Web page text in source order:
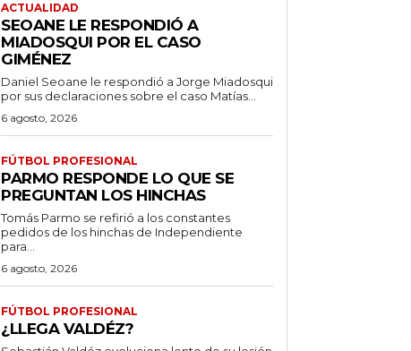
ACTUALIDAD
SEOANE LE RESPONDIÓ A
MIADOSQUI POR EL CASO
GIMÉNEZ
Daniel Seoane le respondió a Jorge Miadosqui
por sus declaraciones sobre el caso Matías...
6 agosto, 2026
FÚTBOL PROFESIONAL
PARMO RESPONDE LO QUE SE
PREGUNTAN LOS HINCHAS
Tomás Parmo se refirió a los constantes
pedidos de los hinchas de Independiente
para...
6 agosto, 2026
FÚTBOL PROFESIONAL
¿LLEGA VALDÉZ?